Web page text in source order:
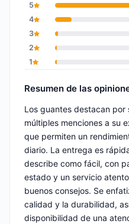
5
4
3
2
1
Resumen de las
Los guantes destacan
múltiples menciones a su
que permiten un
diario. La entrega es
describe como fácil, con
estado y un servicio
buenos consejos. Se
calidad y la durabilidad,
disponibilidad de una